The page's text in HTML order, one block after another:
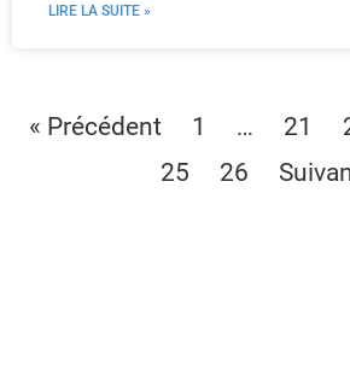
LIRE LA SUITE »
« Précédent 1 … 21
25
26